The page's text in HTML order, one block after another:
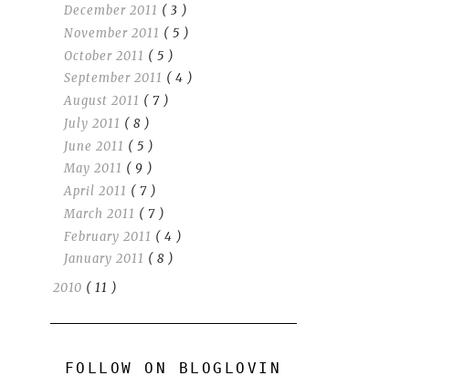
December 2011 ( 3 )
November 2011 ( 5 )
October 2011 ( 5 )
September 2011 ( 4 )
August 2011 ( 7 )
July 2011 ( 8 )
June 2011 ( 5 )
May 2011 ( 9 )
April 2011 ( 7 )
March 2011 ( 7 )
February 2011 ( 4 )
January 2011 ( 8 )
2010 ( 11 )
FOLLOW ON BLOGLOVIN